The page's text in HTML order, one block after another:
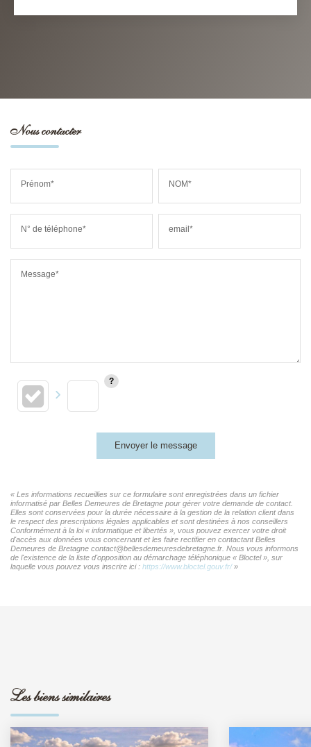
Nous contacter
Prénom* NOM*
N° de téléphone* email*
Message*
Envoyer le message
« Les informations recueillies sur ce formulaire sont enregistrées dans un fichier
informatisé par Belles Demeures de Bretagne pour gérer votre demande de contact.
Elles sont conservées pour la durée nécessaire à la gestion de la relation client dans
le respect des prescriptions légales applicables et sont destinées à nos conseillers
Conformément à la loi « informatique et libertés », vous pouvez exercer votre droit
d'accès aux données vous concernant et les faire rectifier en contactant Belles
Demeures de Bretagne contact@bellesdemeuresdebretagne.fr. Nous vous informons
de l'existence de la liste d'opposition au démarchage téléphonique « Bloctel », sur
laquelle vous pouvez vous inscrire ici : https://www.bloctel.gouv.fr/»
Les biens similaires